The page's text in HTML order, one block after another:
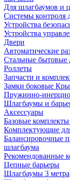
Для шлагбаумов и
Системы контроля
Устройства
Устройства
Двери
Автоматические
Стальные бытовые
Роллеты
Запчасти и
Замки боковые
Пружинно-
Шлагбаумы и
Аксессуары
Базовые
Комплектующие
Балансировочные
шлагбаума
Рекомендованные
Цепные барьеры
Шлагбаумы 3 метра